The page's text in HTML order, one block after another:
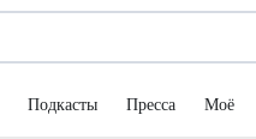
Подкасты Пресса Моё